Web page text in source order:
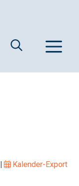
Kalender-Export